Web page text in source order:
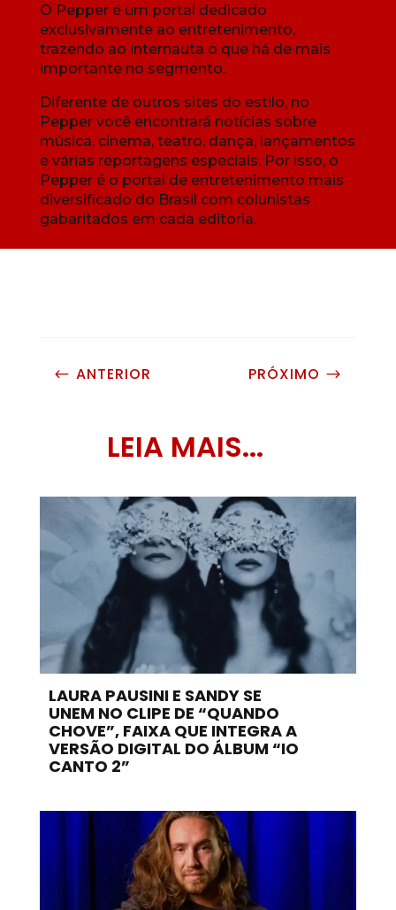
O Pepper é um portal dedicado
exclusivamente ao entretenimento,
trazendo ao internauta o que há de mais
importante no segmento.
Diferente de outros sites do estilo, no
Pepper você encontrará notícias sobre
música, cinema, teatro, dança, lançamentos
e várias reportagens especiais. Por isso, o
Pepper é o portal de entretenimento mais
diversificado do Brasil com colunistas
gabaritados em cada editoria.
# ANTERIOR PRÓXIMO $
LEIA MAIS...
LAURA PAUSINI E SANDY SE
UNEM NO CLIPE DE “QUANDO
CHOVE”, FAIXA QUE INTEGRA A
VERSÃO DIGITAL DO ÁLBUM “IO
CANTO 2”